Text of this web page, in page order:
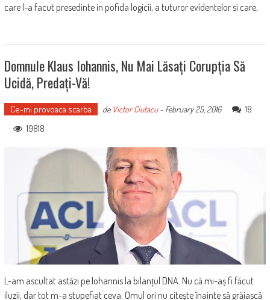
care l-a facut presedinte in pofida logicii, a tuturor evidentelor si care,
Domnule Klaus Iohannis, Nu Mai Lăsați Corupția Să
Ucidă, Predați-Vă!
Ce-mi provoaca scarba de Victor Ciutacu- February 25, 2016
18
19818
L-am ascultat astăzi pe Iohannis la bilanțul DNA. Nu că mi-aș fi făcut
iluzii, dar tot m-a stupefiat ceva. Omul ori nu citește înainte să grăiască